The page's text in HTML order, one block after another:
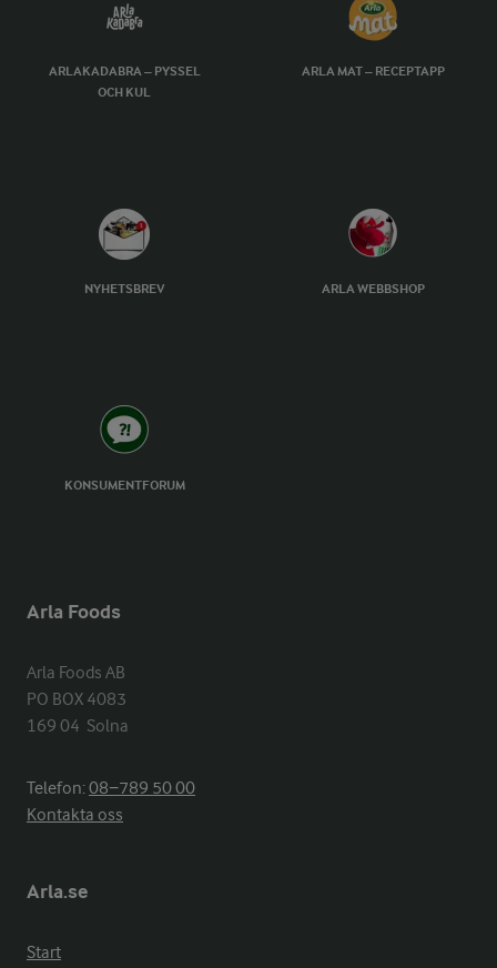
ARLAKADABRA – PYSSEL
OCH KUL
ARLA MAT – RECEPTAPP
NYHETSBREV ARLA WEBBSHOP
KONSUMENTFORUM
Arla Foods
Arla Foods AB
PO BOX 4083
169 04  Solna
Telefon:08−789 50 00
Kontakta oss
Arla.se
Start